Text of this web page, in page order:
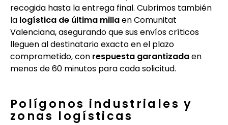
recogida hasta la entrega final. Cubrimos también
la logística de última millaen Comunitat
Valenciana, asegurando que sus envíos críticos
lleguen al destinatario exacto en el plazo
comprometido, con respuesta garantizadaen
menos de 60 minutos para cada solicitud.
Polígonos industriales y
zonas logísticas